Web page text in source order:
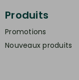
Produits
Promotions
Nouveaux produits